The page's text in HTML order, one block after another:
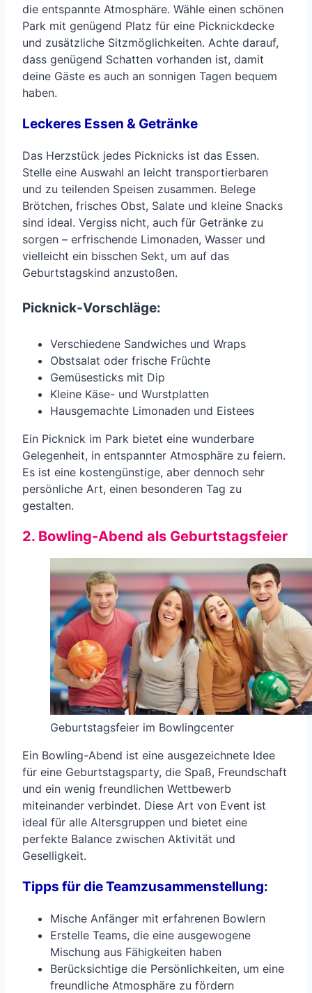
die entspannte Atmosphäre. Wähle einen schönen
Park mit genügend Platz für eine Picknickdecke
und zusätzliche Sitzmöglichkeiten. Achte darauf,
dass genügend Schatten vorhanden ist, damit
deine Gäste es auch an sonnigen Tagen bequem
haben.
Leckeres Essen & Getränke
Das Herzstück jedes Picknicks ist das Essen.
Stelle eine Auswahl an leicht transportierbaren
und zu teilenden Speisen zusammen. Belege
Brötchen, frisches Obst, Salate und kleine Snacks
sind ideal. Vergiss nicht, auch für Getränke zu
sorgen – erfrischende Limonaden, Wasser und
vielleicht ein bisschen Sekt, um auf das
Geburtstagskind anzustoßen.
Picknick-Vorschläge:
Verschiedene Sandwiches und Wraps
Obstsalat oder frische Früchte
Gemüsesticks mit Dip
Kleine Käse- und Wurstplatten
Hausgemachte Limonaden und Eistees
Ein Picknick im Park bietet eine wunderbare
Gelegenheit, in entspannter Atmosphäre zu feiern.
Es ist eine kostengünstige, aber dennoch sehr
persönliche Art, einen besonderen Tag zu
gestalten.
2. Bowling-Abend als Geburtstagsfeier
Geburtstagsfeier im Bowlingcenter
Ein Bowling-Abend ist eine ausgezeichnete Idee
für eine Geburtstagsparty, die Spaß, Freundschaft
und ein wenig freundlichen Wettbewerb
miteinander verbindet. Diese Art von Event ist
ideal für alle Altersgruppen und bietet eine
perfekte Balance zwischen Aktivität und
Geselligkeit.
Tipps für die Teamzusammenstellung:
Mische Anfänger mit erfahrenen Bowlern
Erstelle Teams, die eine ausgewogene
Mischung aus Fähigkeiten haben
Berücksichtige die Persönlichkeiten, um eine
freundliche Atmosphäre zu fördern